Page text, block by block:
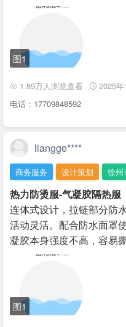
图1
1.89万人浏览查看 2025
电话：17709848592
liangge****
商务服务 设计策划 徐州
热力防烫服-气凝胶隔热服
连体式设计，拉链部分防
活动灵活。配合防水面罩
凝胶本身强度不高，容易
图1